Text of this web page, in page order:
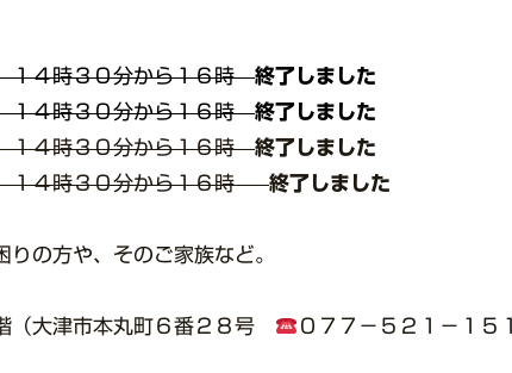
４時３０分から１６時終了しました
時３０分から１６時終了しました
時３０分から１６時終了しました
時３０分から１６時終了しました
りの方や、そのご家族など。
（大津市本丸町６番２８号
０７７－５２１－１５１